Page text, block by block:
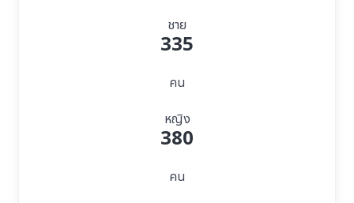
ชาย
335
คน
หญิง
380
คน